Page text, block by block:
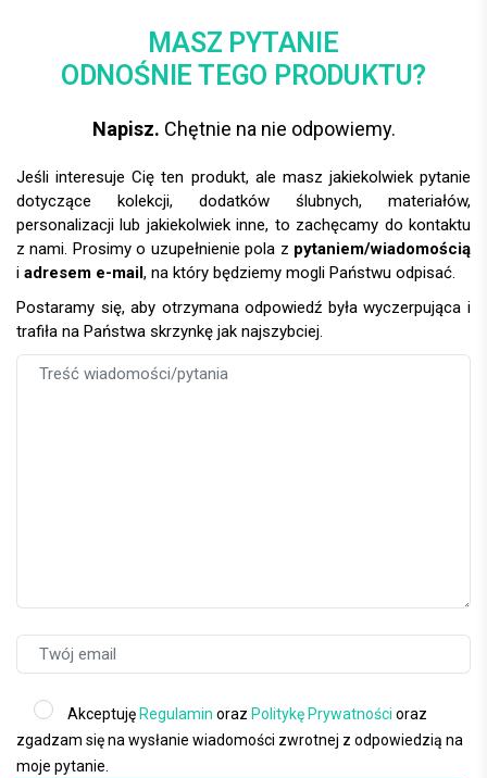
MASZ PYTANIE
ODNOŚNIE TEGO PRODUKTU?
Napisz. Chętnie na nie odpowiemy.
Jeśli interesuje Cię ten produkt, ale masz jakiekolwiek pytanie
dotyczące kolekcji, dodatków ślubnych, materiałów,
personalizacji lub jakiekolwiek inne, to zachęcamy do kontaktu
z nami. Prosimy o uzupełnienie pola z pytaniem/wiadomością
i adresem e-mail, na który będziemy mogli Państwu odpisać.
Postaramy się, aby otrzymana odpowiedź była wyczerpująca i
trafiła na Państwa skrzynkę jak najszybciej.
Akceptuję Regulamin oraz Politykę Prywatności oraz
zgadzam się na wysłanie wiadomości zwrotnej z odpowiedzią na
moje pytanie.